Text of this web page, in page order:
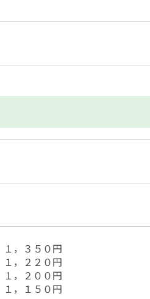
，３５０円
，２２０円
，２００円
５０円